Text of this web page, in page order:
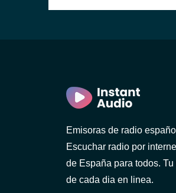
Emisoras de radio
Escuchar radio por
de España para todos.
de cada dia en linea.